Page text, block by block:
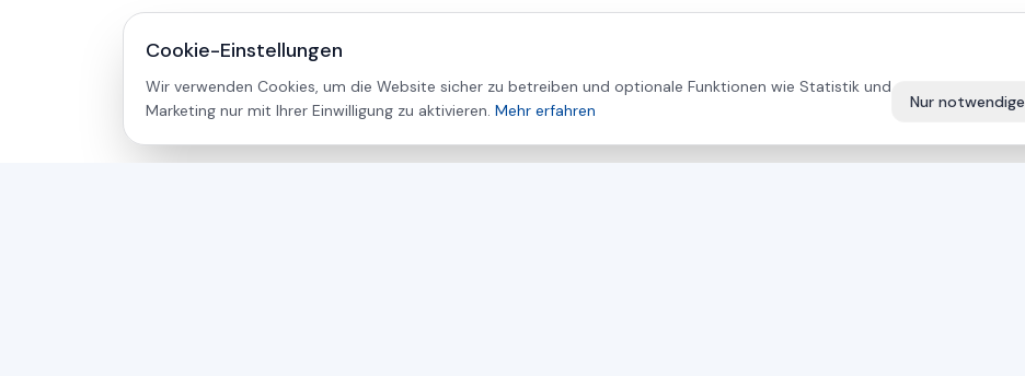
Cookie-Einstellungen
Wir verwenden Cookies, um die Website sicher zu betreiben und optionale Funktionen wie Statistik und
Marketing nur mit Ihrer Einwilligung zu aktivieren. Mehr erfahren Nur notwendige